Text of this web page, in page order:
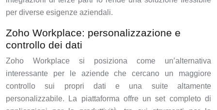
per diverse esigenze aziendali.
Zoho Workplace: personalizzazione e
controllo dei dati
Zoho Workplace si posiziona come un’alternativa
interessante per le aziende che cercano un maggiore
controllo sui propri dati e una suite altamente
personalizzabile. La piattaforma offre un set completo di